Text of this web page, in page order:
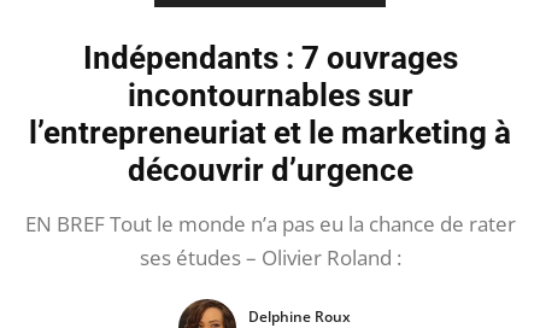
Indépendants : 7 ouvrages
incontournables sur
l’entrepreneuriat et le marketing à
découvrir d’urgence
EN BREF Tout le monde n’a pas eu la chance de rater
ses études – Olivier Roland :
Delphine Roux